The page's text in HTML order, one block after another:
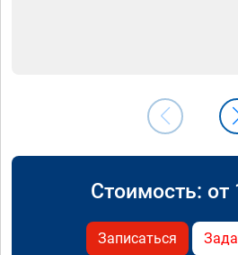
Стоимость: от
Записаться